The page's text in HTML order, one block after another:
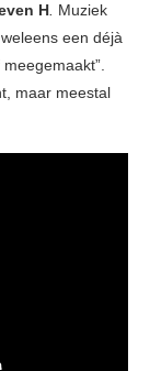
H Muziek
een déjà
maar meestal